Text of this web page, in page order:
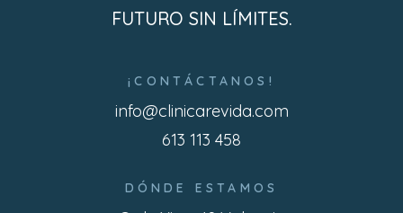
FUTURO SIN LÍMITES.
¡CONTÁCTANOS!
info@clinicarevida.com
613 113 458
DÓNDE ESTAMOS